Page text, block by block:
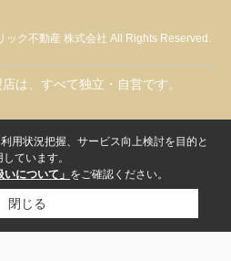
ク不動産 株式会社 All Rights Reserved.
は、すべて独立・自営です。
用状況把握、サービス向上検討を目的と
ています。
いについて」 をご確認ください。
閉じる